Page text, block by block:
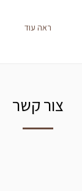
ראה עוד
צור קשר